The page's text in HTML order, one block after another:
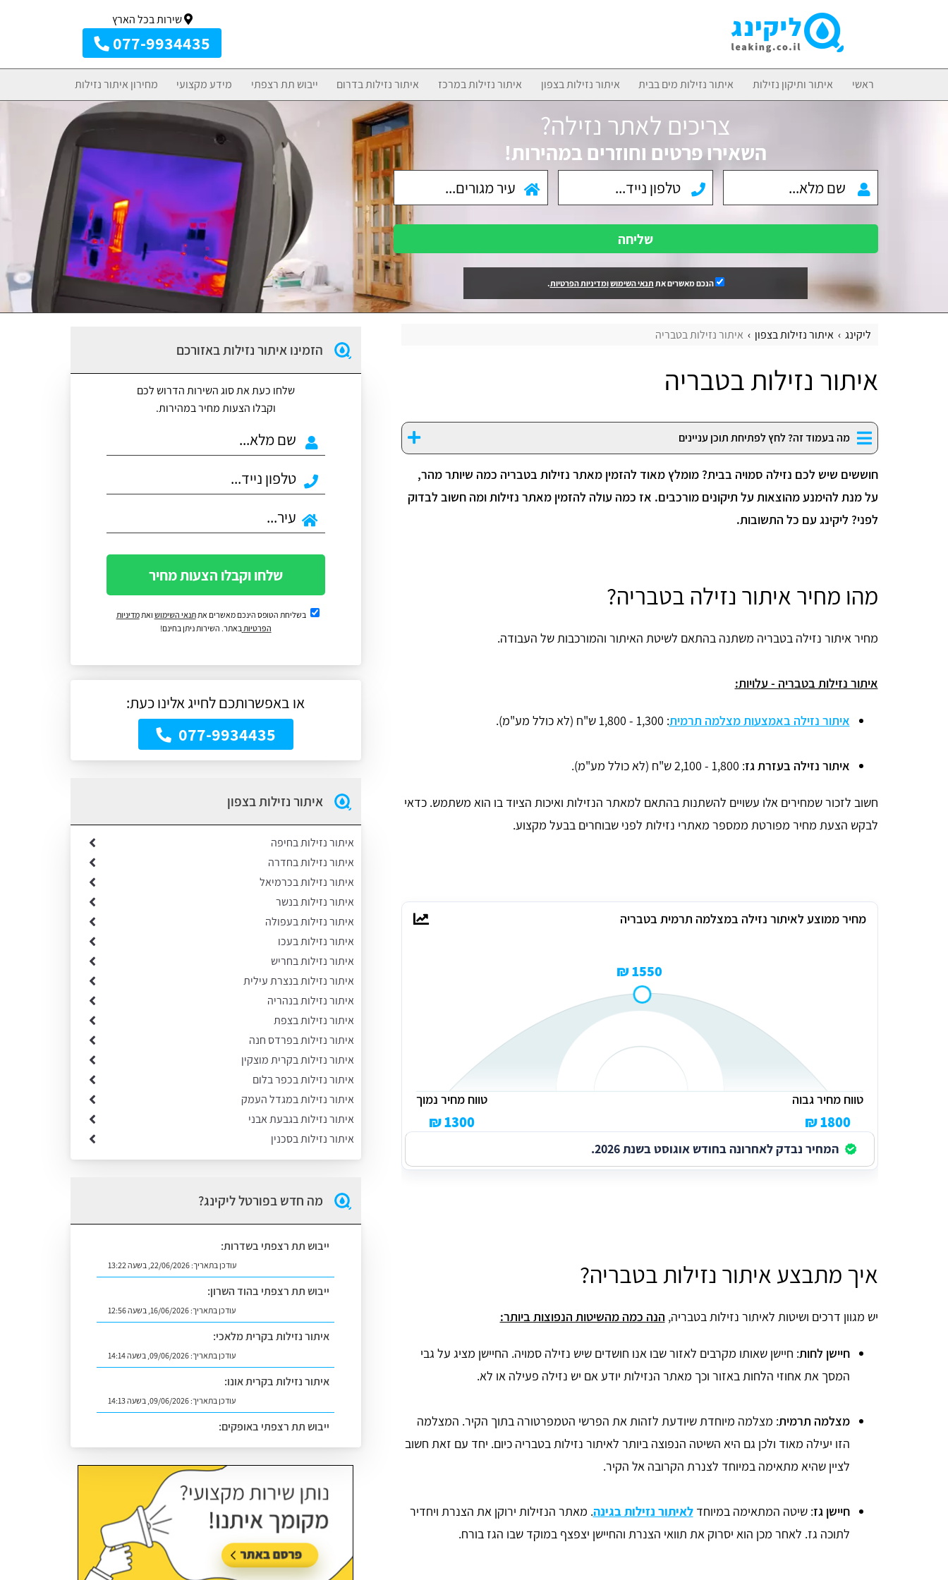
שירות בכל הארץ
077-9934435
ראשי איתור ותיקון נזילות איתור נזילות מים בבית איתור נזילות בצפון איתור נזילות במרכז איתור נזילות בדרום ייבוש תת רצפתי מידע מקצועי מחירון איתור נזילות
צריכים לאתר נזילה?
השאירו פרטים וחוזרים במהירות!
שליחה
הנכם מאשרים את תנאי השימושומדיניות הפרטיות.
ליקינג איתור נזילות בצפון איתור נזילות בטבריה
איתור נזילות בטבריה
מה בעמוד זה? לחץ לפתיחת תוכן עניינים
חוששים שיש לכם נזילה סמויה בבית? מומלץ מאוד להזמין מאתר נזילות בטבריה כמה שיותר מהר,
על מנת להימנע מהוצאות על תיקונים מורכבים. אז כמה עולה להזמין מאתר נזילות ומה חשוב לבדוק
לפני? ליקינג עם כל התשובות.
מהו מחיר איתור נזילה בטבריה?
מחיר איתור נזילה בטבריה משתנה בהתאם לשיטת האיתור והמורכבות של העבודה.
איתור נזילות בטבריה - עלויות:
איתור נזילה באמצעות מצלמה תרמית: 1,300 - 1,800 ש"ח (לא כולל מע"מ).
איתור נזילה בעזרת גז: 1,800 - 2,100 ש"ח (לא כולל מע"מ).
חשוב לזכור שמחירים אלו עשויים להשתנות בהתאם למאתר הנזילות ואיכות הציוד בו הוא משתמש. כדאי
לבקש הצעת מחיר מפורטת ממספר מאתרי נזילות לפני שבוחרים בבעל מקצוע.
מחיר ממוצע לאיתור נזילה במצלמה תרמית בטבריה
1550 ₪
טווח מחיר גבוה
1800 ₪
טווח מחיר נמוך
1300 ₪
המחיר נבדק לאחרונה בחודש אוגוסט בשנת 2026.
איך מתבצע איתור נזילות בטבריה?
יש מגוון דרכים ושיטות לאיתור נזילות בטבריה, הנה כמה מהשיטות הנפוצות ביותר:
חיישן לחות: חיישן שאותו מקרבים לאזור שבו אנו חושדים שיש נזילה סמויה. החיישן מציג על גבי
המסך את אחוזי הלחות באזור וכך מאתר הנזילות יודע אם יש נזילה פעילה או לא.
מצלמה תרמית: מצלמה מיוחדת שיודעת לזהות את הפרשי הטמפרטורה בתוך הקיר. המצלמה
הזו יעילה מאוד ולכן גם היא השיטה הנפוצה ביותר לאיתור נזילות בטבריה כיום. יחד עם זאת חשוב
לציין שהיא מתאימה במיוחד לצנרת הקרובה אל הקיר.
חיישן גז: שיטה המתאימה במיוחדלאיתור נזילות בגינה. מאתר הנזילות ירוקן את הצנרת ויחדיר
לתוכה גז. לאחר מכן הוא יסרוק את תוואי הצנרת והחיישן יצפצף במוקד שבו הגז בורח.
הזמינו איתור נזילות באזורכם
שלחו כעת את סוג השירות הדרוש לכם
וקבלו הצעות מחיר במהירות.
שלחו וקבלו הצעות מחיר
בשליחת הטופס הינכם מאשרים אתתנאי השימוש ואתמדיניות
הפרטיותבאתר. השירות ניתן בחינם!
או באפשרותכם לחייג אלינו כעת:
077-9934435
איתור נזילות בצפון
איתור נזילות בחיפה
איתור נזילות בחדרה
איתור נזילות בכרמיאל
איתור נזילות בנשר
איתור נזילות בעפולה
איתור נזילות בעכו
איתור נזילות בחריש
איתור נזילות בנצרת עילית
איתור נזילות בנהריה
איתור נזילות בצפת
איתור נזילות בפרדס חנה
איתור נזילות בקרית מוצקין
איתור נזילות בכפר בלום
איתור נזילות במגדל העמק
איתור נזילות בגבעת אבני
איתור נזילות בסכנין
מה חדש בפורטל ליקינג?
ייבוש תת רצפתי בשדרות:
עודכן בתאריך:22/06/2026, בשעה 13:22
ייבוש תת רצפתי בהוד השרון:
עודכן בתאריך:16/06/2026, בשעה 12:56
איתור נזילות בקרית מלאכי:
עודכן בתאריך:09/06/2026, בשעה 14:14
איתור נזילות בקרית אונו:
עודכן בתאריך:09/06/2026, בשעה 14:13
ייבוש תת רצפתי באופקים:
עודכן בתאריך:02/07/2026, בשעה 14:06